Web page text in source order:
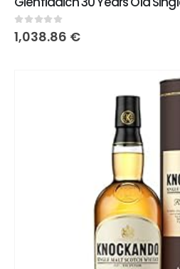
0 sur 5
1,038.86 €